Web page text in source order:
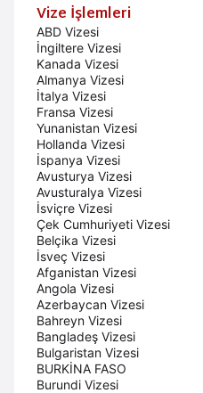
Vize İşlemleri
ABD Vizesi
İngiltere Vizesi
Kanada Vizesi
Almanya Vizesi
İtalya Vizesi
Fransa Vizesi
Yunanistan Vizesi
Hollanda Vizesi
İspanya Vizesi
Avusturya Vizesi
Avusturalya Vizesi
İsviçre Vizesi
Çek Cumhuriyeti Vizesi
Belçika Vizesi
İsveç Vizesi
Afganistan Vizesi
Angola Vizesi
Azerbaycan Vizesi
Bahreyn Vizesi
Bangladeş Vizesi
Bulgaristan Vizesi
BURKİNA FASO
Burundi Vizesi